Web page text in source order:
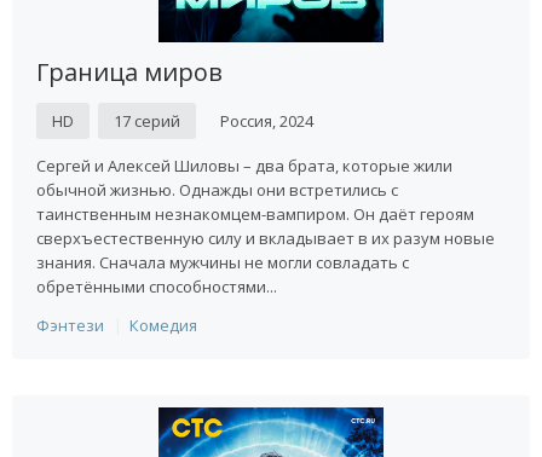
Граница миров
HD 17 серий Россия, 2024
Сергей и Алексей Шиловы – два брата, которые жили
обычной жизнью. Однажды они встретились с
таинственным незнакомцем-вампиром. Он даёт героям
сверхъестественную силу и вкладывает в их разум новые
знания. Сначала мужчины не могли совладать с
обретёнными способностями...
Фэнтези
Комедия